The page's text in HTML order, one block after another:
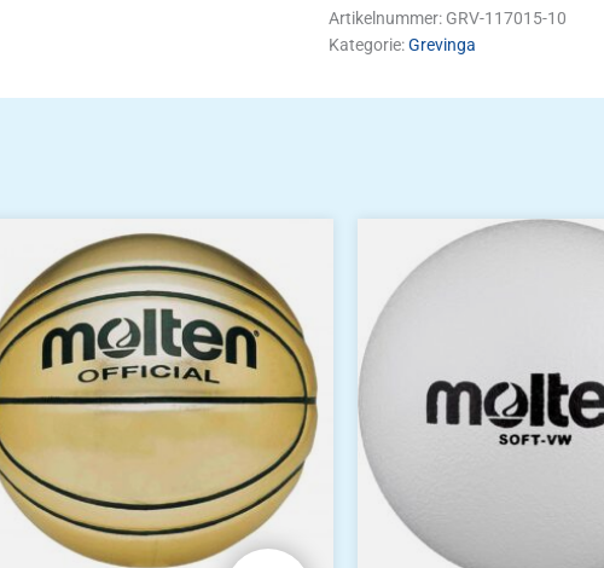
Artikelnummer: GRV-117015-10
Kategorie:Grevinga